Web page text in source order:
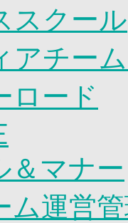
スクール
アチー
ロード
＆マナー
ム運営